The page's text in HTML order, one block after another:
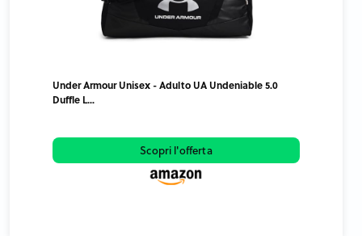
Under Armour Unisex - Adulto UA Undeniable 5.0
Duffle L...
Scopri l'offerta